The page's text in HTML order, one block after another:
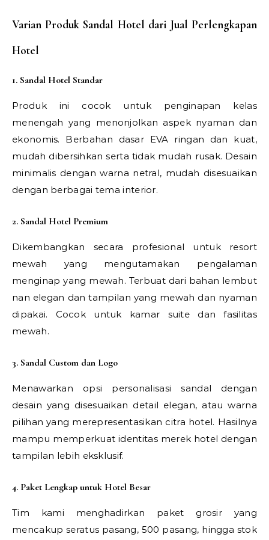
Varian Produk Sandal Hotel dari Jual Perlengkapan
Hotel
1. Sandal Hotel Standar
Produk ini cocok untuk penginapan kelas
menengah yang menonjolkan aspek nyaman dan
ekonomis. Berbahan dasar EVA ringan dan kuat,
mudah dibersihkan serta tidak mudah rusak. Desain
minimalis dengan warna netral, mudah disesuaikan
dengan berbagai tema interior.
2. Sandal Hotel Premium
Dikembangkan secara profesional untuk resort
mewah yang mengutamakan pengalaman
menginap yang mewah. Terbuat dari bahan lembut
nan elegan dan tampilan yang mewah dan nyaman
dipakai. Cocok untuk kamar suite dan fasilitas
mewah.
3. Sandal Custom dan Logo
Menawarkan opsi personalisasi sandal dengan
desain yang disesuaikan detail elegan, atau warna
pilihan yang merepresentasikan citra hotel. Hasilnya
mampu memperkuat identitas merek hotel dengan
tampilan lebih eksklusif.
4. Paket Lengkap untuk Hotel Besar
Tim kami menghadirkan paket grosir yang
mencakup seratus pasang, 500 pasang, hingga stok